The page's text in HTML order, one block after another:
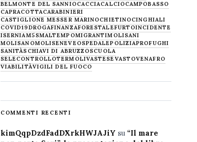
BELMONTE DEL SANNIOCACCIACALCIOCAMPOBASSO
CAPRACOTTACARABINIERI
CASTIGLIONE MESSER MARINOCHIETINOCINGHIALI
COVID19DROGAFINANZAFORESTALEFURTOINCIDENTE
ISERNIAM5SMALTEMPOMIGRANTIMOLISANI
MOLISANOMOLISENEVE OSPEDALEPOLIZIAPROFUGHI
SANITÀSCHIAVI DI ABRUZZOSCUOLA
SELECONTROLLOTERMOLIVASTESE VASTOVENAFRO
VIABILITÀVIGILI DEL FUOCO
COMMENTI RECENTI
kimQqpDzdFadDXrkHWJAJiY su “Il mare